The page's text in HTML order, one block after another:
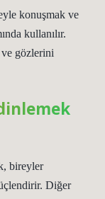
konuşmak ve
kullanılır.
ve gözlerini
bireyler
Diğer